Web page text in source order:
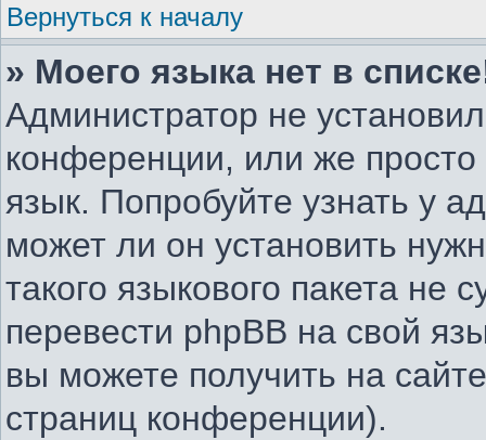
Вернуться к началу
» Моего языка нет в
Администратор не
конференции, или же
язык. Попробуйте узнать у
может ли он установить
такого языкового пакета не
перевести phpBB на свой
вы можете получить на
страниц конференции).